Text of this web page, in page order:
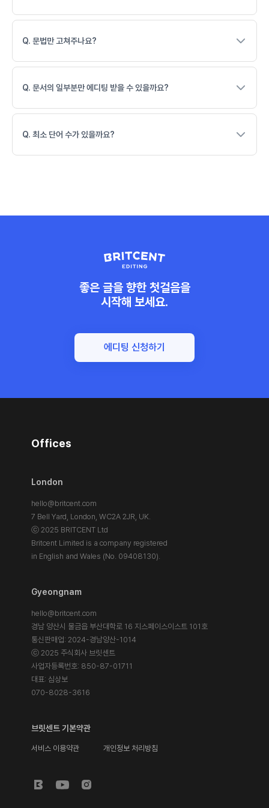
Q. 문법만 고쳐주나요?
Q. 문서의 일부분만 에디팅 받을 수 있을까요?
Q. 최소 단어 수가 있을까요?
좋은 글을 향한 첫걸음을
시작해 보세요.
에디팅 신청하기
Offices
London
hello@britcent.com
7 Bell Yard, London, WC2A 2JR, UK.
ⓒ 2025 BRITCENT Ltd
Britcent Limited is a company registered
in English and Wales (No. 09408130).
Gyeongnam
hello@britcent.com
경남 양산시 물금읍 부산대학로 16 지스페이스이스트 101호
통신판매업: 2024-경남양산-1014
ⓒ 2025 주식회사 브릿센트
사업자등록번호: 850-87-01711
대표: 심상보
070-8028-3616
브릿센트 기본약관
서비스 이용약관 개인정보 처리방침